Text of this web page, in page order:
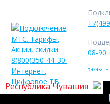
08-90
Республика Чувашия